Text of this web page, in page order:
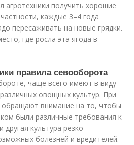
агротехники получить хорошие
каждые 3–4 года
пересаживать на новые грядки.
где росла эта ягода в
правила севооборота
чаще всего имеют в виду
овощных культур. При
внимание на то, чтобы
были различные требования к
культура резко
болезней и вредителей.